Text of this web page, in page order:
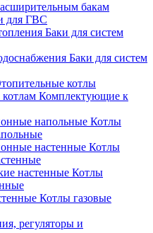
бакам
для ГВС
Баки для систем
Баки для систем
котлы
Комплектующие к
Котлы
Котлы
Котлы
Котлы газовые